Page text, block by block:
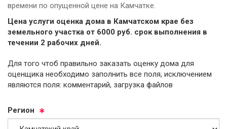
времени по опущенной цене на Камчатке.
Цена услуги оценка дома в Камчатском крае без
земельного участка от 6000 руб. cрок выполнения в
течении 2 рабочих дней.
Для того чтоб правильно заказать оценку дома для
оценщика необходимо заполнить все поля, исключением
являются поля: комментарий, загрузка файлов
Ре­ги­он